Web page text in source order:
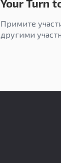
Your Turn
Примите
другими